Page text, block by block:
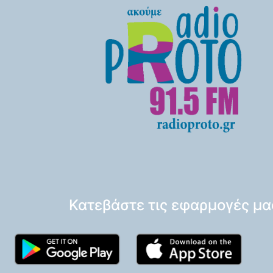
Κατεβάστε τις εφαρμογές